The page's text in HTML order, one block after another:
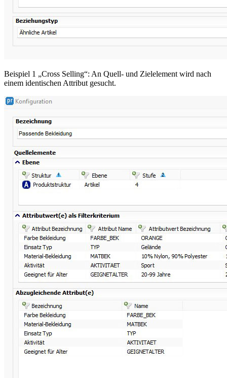
Beispiel 1 „Cross Selling“: An Quell- und Zielelement wird nach
einem identischen Attribut gesucht.